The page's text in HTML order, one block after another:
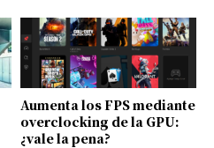
Aumenta los FPS mediante
overclocking de la GPU:
¿vale la pena?